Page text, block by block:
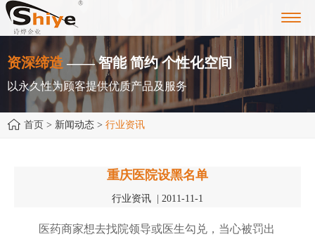
资深缔造 —— 智能 简约 个性化空间
以永久性为顾客提供优质产品及服务
首页 > 新闻动态 > 行业资讯
重庆医院设黑名单
行业资讯 | 2011-11-1
医药商家想去找院领导或医生勾兑，当心被罚出